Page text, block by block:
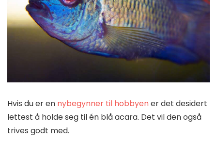
Hvis du er en nybegynner til hobbyener det desidert
lettest å holde seg til én blå acara. Det vil den også
trives godt med.